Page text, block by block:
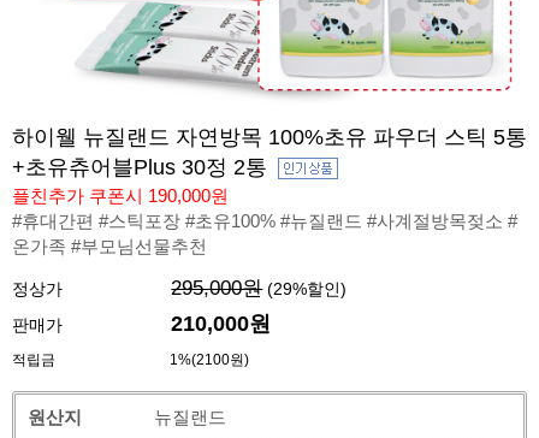
하이웰 뉴질랜드 자연방목 100%초유 파우더 스틱 5통
+초유츄어블Plus 30정 2통
플친추가 쿠폰시 190,000원
#휴대간편 #스틱포장 #초유100% #뉴질랜드 #사계절방목젖소 #
온가족 #부모님선물추천
정상가 295,000원 (29%할인)
판매가
210,000원
적립금 1%(2100원)
원산지
뉴질랜드